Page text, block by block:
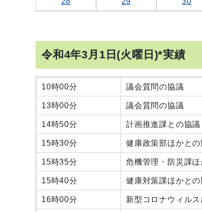
令和4年3月1日(火曜日)*実績
10時00分 議会質問の協議
13時00分 議会質問の協議
14時50分 計画推進課との協議
15時30分 健康政策部ほかとの
15時35分 危機管理・防災課
15時40分 健康対策課ほかとの
16時00分 新型コロナウィル